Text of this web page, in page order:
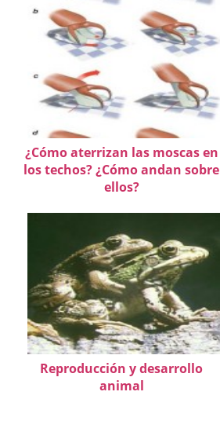
¿Cómo aterrizan las moscas en
los techos? ¿Cómo andan sobre
ellos?
Reproducción y desarrollo
animal